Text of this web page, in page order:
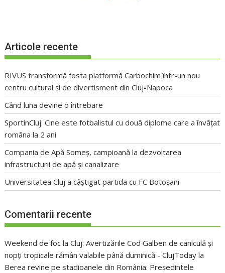
Articole recente
RIVUS transformă fosta platformă Carbochim într-un nou
centru cultural și de divertisment din Cluj-Napoca
Când luna devine o întrebare
SportinCluj: Cine este fotbalistul cu două diplome care a învățat
româna la 2 ani
Compania de Apă Someș, campioană la dezvoltarea
infrastructurii de apă și canalizare
Universitatea Cluj a câștigat partida cu FC Botoșani
Comentarii recente
Weekend de foc la Cluj: Avertizările Cod Galben de caniculă și
nopți tropicale rămân valabile până duminică - ClujToday la
Berea revine pe stadioanele din România: Președintele